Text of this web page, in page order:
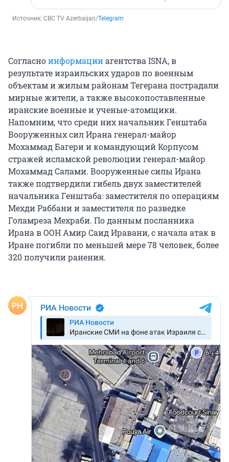
Источник: CBC TV Azerbaijan/Telegram
Согласноинформацииагентства ISNA, в
результате израильских ударов по военным
объектам и жилым районам Тегерана пострадали
мирные жители, а также высокопоставленные
иранские военные и ученые-атомщики.
Напомним, что среди них начальник Генштаба
Вооруженных сил Ирана генерал-майор
Мохаммад Багери и командующий Корпусом
стражей исламской революции генерал-майор
Мохаммад Салами. Вооруженные силы Ирана
также подтвердили гибель двух заместителей
начальника Генштаба: заместителя по операциям
Мехди Раббани и заместителя по разведке
Голамреза Мехраби. По данным посланника
Ирана в ООН Амир Саид Иравани, с начала атак в
Иране погибли по меньшей мере78 человек, более
320 получили ранения.